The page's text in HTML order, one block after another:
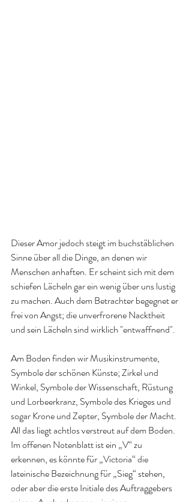
Dieser Amor jedoch steigt im buchstäblichen
Sinne über all die Dinge, an denen wir
Menschen anhaften. Er scheint sich mit dem
schiefen Lächeln gar ein wenig über uns lustig
zu machen. Auch dem Betrachter begegnet er
frei von Angst; die unverfrorene Nacktheit
und sein Lächeln sind wirklich "entwaffnend".
Am Boden finden wir Musikinstrumente,
Symbole der schönen Künste; Zirkel und
Winkel, Symbole der Wissenschaft, Rüstung
und Lorbeerkranz, Symbole des Krieges und
sogar Krone und Zepter, Symbole der Macht.
All das liegt achtlos verstreut auf dem Boden.
Im offenen Notenblatt ist ein „V“ zu
erkennen, es könnte für „Victoria“ die
lateinische Bezeichnung für „Sieg“ stehen,
oder aber die erste Initiale des Auftraggebers